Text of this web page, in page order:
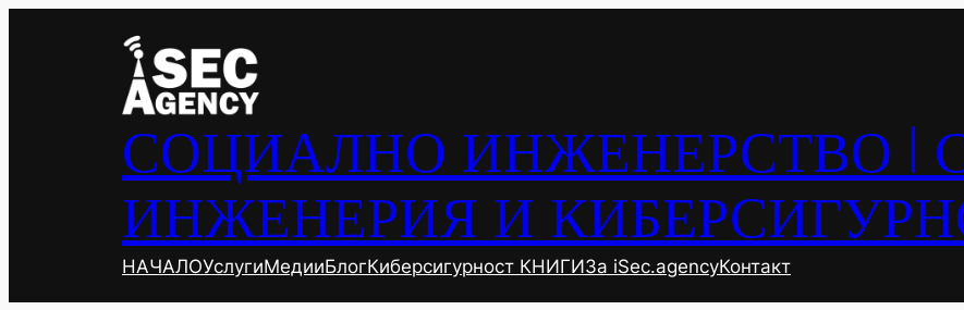
съдържанието
СОЦИАЛНО ИНЖЕНЕРСТВО |
ИНЖЕНЕРИЯ И
НАЧАЛОУслугиMедииБлогКиберсигурност КНИГИЗа iSec.agencyКонтакт